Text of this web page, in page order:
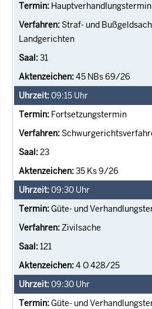
Hauptverhandlungstermin
Straf- und
Landgerichten
31
45 NBs 69/26
09:15 Uhr
Fortsetzungstermin
23
35 Ks 9/26
09:30 Uhr
Güte- und
Zivilsache
121
4 O 428/25
09:30 Uhr
Güte- und